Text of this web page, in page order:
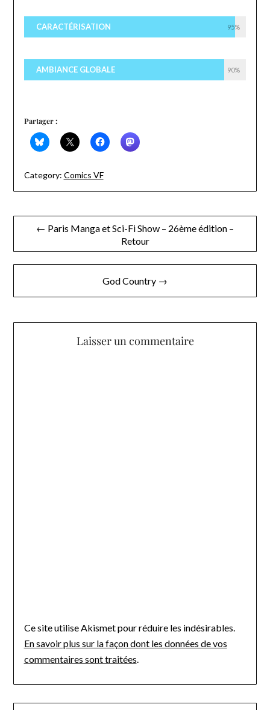
CARACTÉRISATION 95%
AMBIANCE GLOBALE 90%
Partager :
Category: Comics VF
Navigation
l’article
← Paris Manga et Sci-Fi Show – 26ème édition –
Retour
God Country →
Laisser un commentaire
Ce site utilise Akismet pour réduire les indésirables.
En savoir plus sur la façon dont les données de vos
commentaires sont traitées.